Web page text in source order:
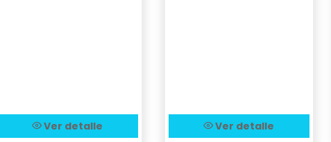
Ver detalle Ver detalle